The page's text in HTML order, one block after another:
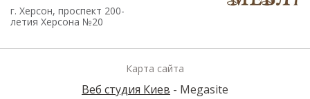
г. Херсон, проспект 200-
летия Херсона №20
Карта сайта
Веб студия Киев - Megasite